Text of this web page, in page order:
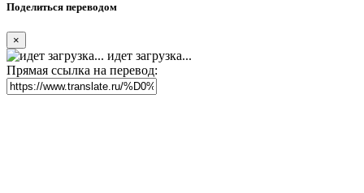
Поделиться переводом
×
идет загрузка...
Прямая ссылка на перевод: